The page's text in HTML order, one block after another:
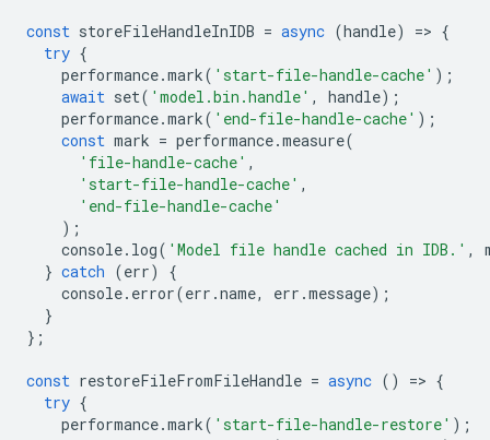
const storeFileHandleInIDB = async (handle) => {
try {
performance.mark( 'start-file-handle-cache' );
await set( 'model.bin.handle' , handle);
performance.mark( 'end-file-handle-cache' );
const mark = performance.measure(
'file-handle-cache' ,
'start-file-handle-cache' ,
'end-file-handle-cache'
);
console. log( 'Model file handle cached in IDB.' ,
} catch (err)
{
console. error(err .name, err .message);
}
};
const restoreFileFromFileHandle = async () => {
try {
performance.mark( 'start-file-handle-restore' );